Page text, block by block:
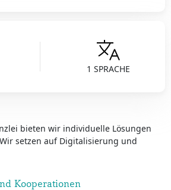
1 SPRACHE
bieten wir individuelle Lösungen
setzen auf Digitalisierung und
Kooperationen